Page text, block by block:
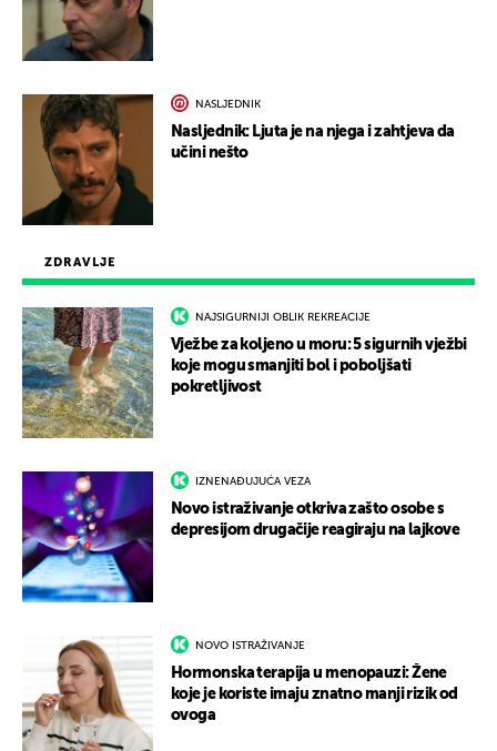
ZDRAVLJE
NAJSIGURNIJI OBLIK REKREACIJE
Vježbe za koljeno u moru: 5 sigurnih vježbi
koje mogu smanjiti bol i poboljšati
pokretljivost
IZNENAĐUJUĆA VEZA
Novo istraživanje otkriva zašto osobe s
depresijom drugačije reagiraju na lajkove
NOVO ISTRAŽIVANJE
Hormonska terapija u menopauzi: Žene
koje je koriste imaju znatno manji rizik od
ovoga
NASLJEDNIK
Nasljednik: Ljuta je na njega i zahtjeva da
učini nešto